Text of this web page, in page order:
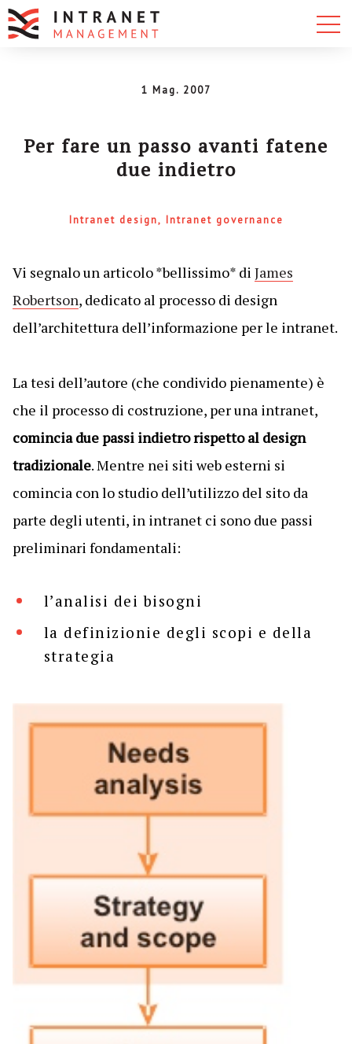
1 Mag. 2007
Per fare un passo avanti fatene
due indietro
Intranet design Intranet governance
Vi segnalo un articolo *bellissimo* di James
Robertson, dedicato al processo di design
dell’architettura dell’informazione per le intranet.
La tesi dell’autore (che condivido pienamente) è
che il processo di costruzione, per una intranet,
comincia due passi indietro rispetto al design
tradizionale. Mentre nei siti web esterni si
comincia con lo studio dell’utilizzo del sito da
parte degli utenti, in intranet ci sono due passi
preliminari fondamentali:
l’analisi dei bisogni
la definizionie degli scopi e della
strategia